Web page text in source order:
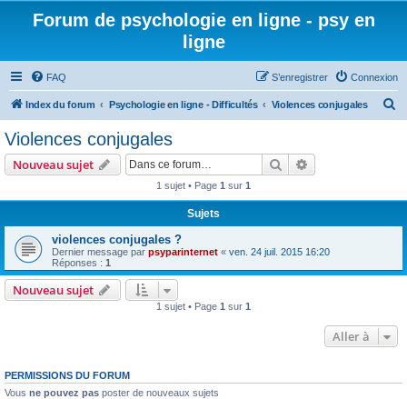
Forum de psychologie en ligne - psy en
ligne
FAQ Connexion
S’enregistrer
Index du forum Psychologie en ligne - Difficultés Violences conjugales
e
Violences conjugales
Nouveau sujet Rechercher
1 sujet • Page 1 sur 1
Sujets
violences conjugales ?
Dernier message par psyparinternet « ven. 24 juil. 2015 16:20
Réponses : 1
Nouveau sujet
1 sujet • Page 1 sur 1
Aller à
PERMISSIONS DU FORUM
Vous ne pouvez pas poster de nouveaux sujets